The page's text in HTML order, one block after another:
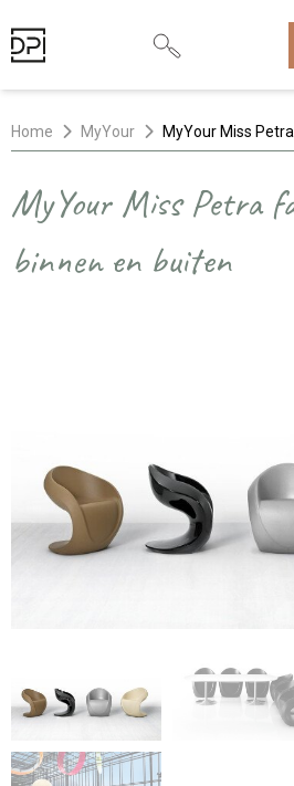
Home MyYour
MyYour Miss Petra
binnen en buiten